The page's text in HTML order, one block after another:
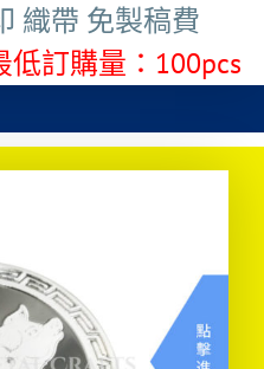
織帶 免製稿費
訂購量：100pcs